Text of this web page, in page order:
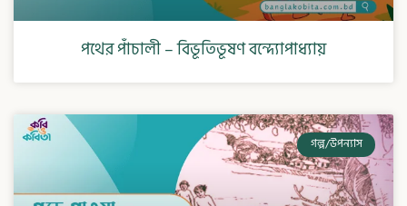
পথের পাঁচালী – বিভূতিভূষণ বন্দ্যোপাধ্যায়
গল্প/উপন্যাস